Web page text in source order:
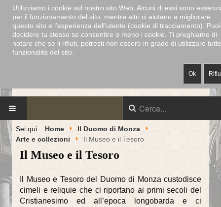
HOME
IL DUOMO DI MONZA
Storia del duomo
Dalle origini al 1300
Sei qui: Home
Il Duomo di Monza
Arte e collezioni
Il Museo e il Tesoro
Il Museo e il Tesoro
Il Museo e Tesoro del Duomo di Monza custodisce
cimeli e reliquie che ci riportano ai primi secoli del
Cristianesimo ed all’epoca longobarda e ci
Utilizziamo i cookie sul nostro sito Web. Alcuni di essi sono
per il funzionamento del sito, mentre altri ci aiutano a migliorare
questo sito e l'esperienza dell'utente (cookie di tracciamento). Puoi
decidere tu stesso se consentire o meno i cookie. Ti preghiamo di
notare che se li rifiuti, potresti non essere in grado di utilizzare
funzionalità del sito.
Ok